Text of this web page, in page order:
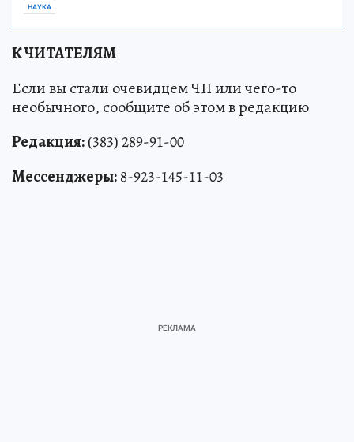
НАУКА
К ЧИТАТЕЛЯМ
Если вы стали очевидцем ЧП или чего-то
необычного, сообщите об этом в редакцию
Редакция:(383) 289-91-00
Мессенджеры:8-923-145-11-03